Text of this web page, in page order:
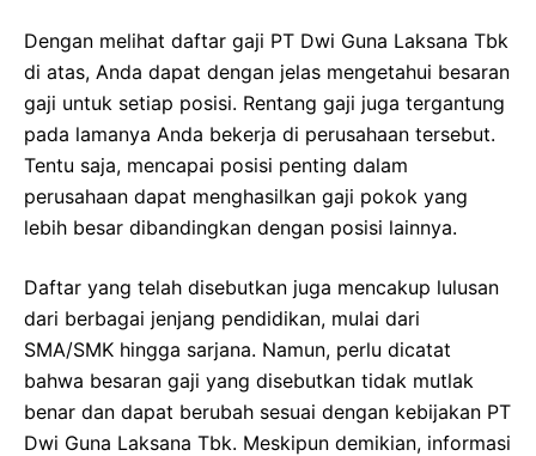
Dengan melihat daftar gaji PT Dwi Guna Laksana Tbk
di atas, Anda dapat dengan jelas mengetahui besaran
gaji untuk setiap posisi. Rentang gaji juga tergantung
pada lamanya Anda bekerja di perusahaan tersebut.
Tentu saja, mencapai posisi penting dalam
perusahaan dapat menghasilkan gaji pokok yang
lebih besar dibandingkan dengan posisi lainnya.
Daftar yang telah disebutkan juga mencakup lulusan
dari berbagai jenjang pendidikan, mulai dari
SMA/SMK hingga sarjana. Namun, perlu dicatat
bahwa besaran gaji yang disebutkan tidak mutlak
benar dan dapat berubah sesuai dengan kebijakan PT
Dwi Guna Laksana Tbk. Meskipun demikian, informasi